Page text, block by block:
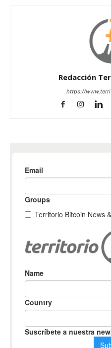
Redacción
https://